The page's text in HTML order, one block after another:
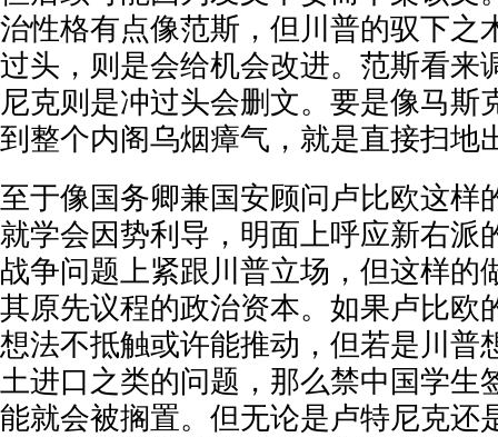
治性格有点像范斯，但川普的驭下之
过头，则是会给机会改进。范斯看来
尼克则是冲过头会删文。要是像马斯
到整个内阁乌烟瘴气，就是直接扫地
至于像国务卿兼国安顾问卢比欧这样
就学会因势利导，明面上呼应新右派
战争问题上紧跟川普立场，但这样的
其原先议程的政治资本。如果卢比欧
想法不抵触或许能推动，但若是川普
土进口之类的问题，那么禁中国学生
能就会被搁置。但无论是卢特尼克还